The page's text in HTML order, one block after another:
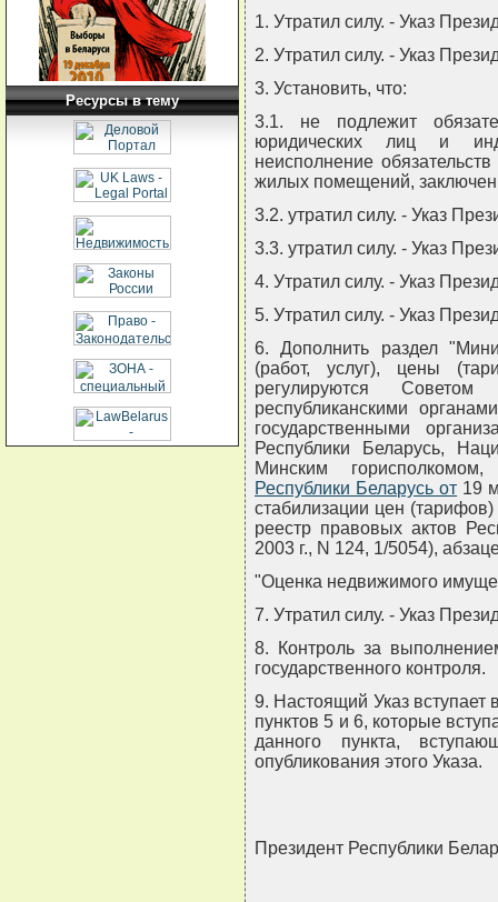
Ресурсы в тему
1. Утратил силу. - Указ
2. Утратил силу. - Указ
3. Установить, что:
3.1. не подлежит
юридических лиц и
неисполнение
жилых помещений,
3.2. утратил силу. - Указ
3.3. утратил силу. - Указ
4. Утратил силу. - Указ
5. Утратил силу. - Указ
6. Дополнить раздел
(работ, услуг), цены
регулируются Советом
республиканскими
государственными
Республики Беларусь,
Минским
Республики Беларусь от 19
стабилизации цен
реестр правовых актов
2003 г., N 124, 1/5054),
"Оценка недвижимого
7. Утратил силу. - Указ
8. Контроль за
государственного контроля.
9. Настоящий Указ вступает
пунктов 5 и 6, которые
данного пункта,
опубликования этого Указа.
Президент Республики